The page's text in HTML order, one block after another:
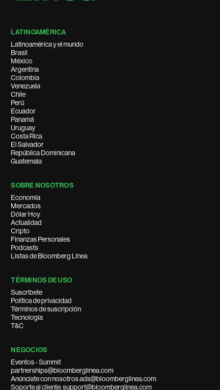
LATINOAMÉRICA
Latinoamérica y el mundo
Brasil
México
Argentina
Colombia
Venezuela
Chile
Perú
Ecuador
Panamá
Uruguay
Costa Rica
El Salvador
República Dominicana
Guatemala
SOBRE NOSOTROS
Economía
Mercados
Dólar Hoy
Actualidad
Cripto
Finanzas Personales
Podcasts
Listas de Bloomberg Línea
TÉRMINOS DE USO
Suscríbete
Política de privacidad
Términos de suscripción
Tecnología
T&C
NEGOCIOS
Eventos - Summit
partnerships@bloomberglinea.com
Anúnciate con nosotros ads@bloomberglinea.com
Soporte al cliente: support@bloomberglinea.com